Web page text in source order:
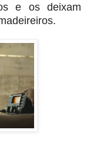
e os deixam